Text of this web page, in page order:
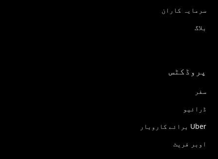
سرمایہ کاران
بلاگ
پروڈکٹس
سفر
ڈرائیو
Uber برائے کاروبار
اوبر فریٹ